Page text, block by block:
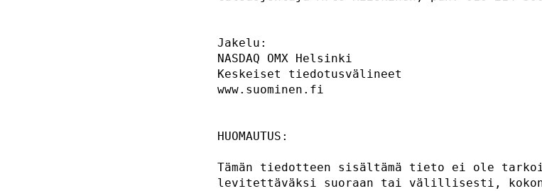
NASDAQ
Keskeiset
Tämän tiedotteen sisältämä tieto ei
levitettäväksi suoraan tai välillisesti,